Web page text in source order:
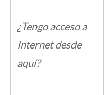
¿Tengo acceso a
Internet desde
aquí?